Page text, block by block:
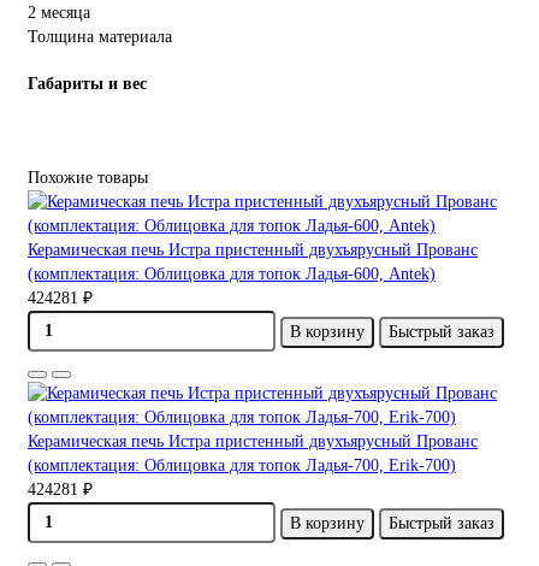
2 месяца
Толщина материала
Габариты и вес
Похожие товары
Керамическая печь Истра пристенный двухъярусный Прованс
(комплектация: Облицовка для топок Ладья-600, Antek)
424281 ₽
В корзину
Быстрый заказ
Керамическая печь Истра пристенный двухъярусный Прованс
(комплектация: Облицовка для топок Ладья-700, Erik-700)
424281 ₽
В корзину
Быстрый заказ